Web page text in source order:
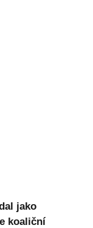
jako
koaliční